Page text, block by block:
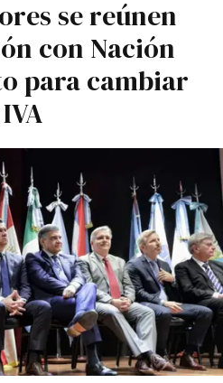
se reúnen
con Nación
para cambiar